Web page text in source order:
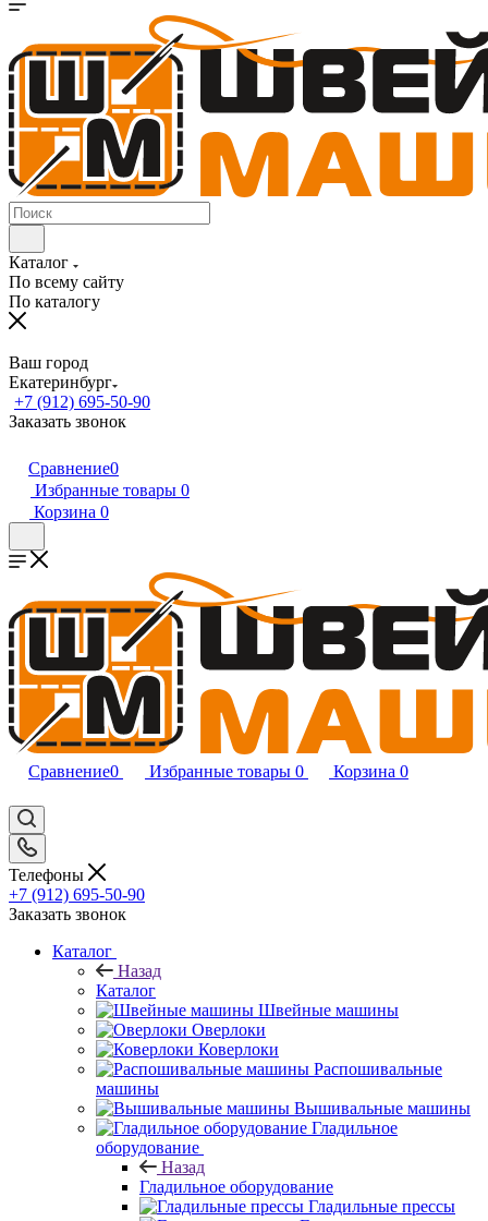
Каталог
По всему сайту
По каталогу
Ваш город
Екатеринбург
+7 (912) 695-50-90
Заказать звонок
Сравнение0
Избранные товары 0
Корзина 0
Сравнение0 Избранные товары 0 Корзина 0
Телефоны
+7 (912) 695-50-90
Заказать звонок
Каталог
Назад
Каталог
Швейные машины
Оверлоки
Коверлоки
Распошивальные
машины
Вышивальные машины
Гладильное
оборудование
Назад
Гладильное оборудование
Гладильные прессы